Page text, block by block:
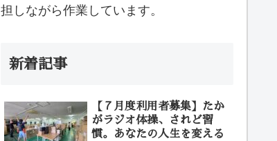
担しながら作業しています。
新着記事
【７月度利用者募集】たか
がラジオ体操、されど習
慣。あなたの人生を変える